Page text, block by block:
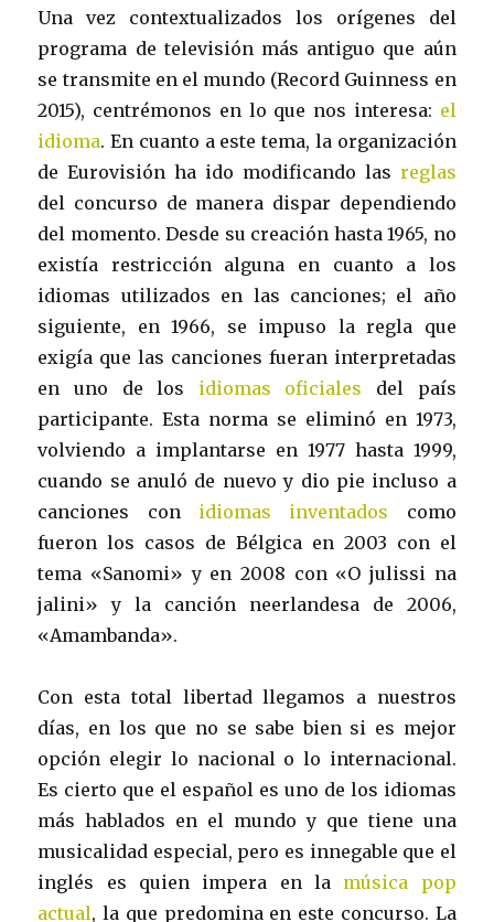
Una vez contextualizados los orígenes del
programa de televisión más antiguo que aún
se transmite en el mundo (Record Guinness en
2015), centrémonos en lo que nos interesa: el
idioma. En cuanto a este tema, la organización
de Eurovisión ha ido modificando las reglas
del concurso de manera dispar dependiendo
del momento. Desde su creación hasta 1965, no
existía restricción alguna en cuanto a los
idiomas utilizados en las canciones; el año
siguiente, en 1966, se impuso la regla que
exigía que las canciones fueran interpretadas
en uno de los idiomas oficiales del país
participante. Esta norma se eliminó en 1973,
volviendo a implantarse en 1977 hasta 1999,
cuando se anuló de nuevo y dio pie incluso a
canciones con idiomas inventados como
fueron los casos de Bélgica en 2003 con el
tema «Sanomi» y en 2008 con «O julissi na
jalini» y la canción neerlandesa de 2006,
«Amambanda».
Con esta total libertad llegamos a nuestros
días, en los que no se sabe bien si es mejor
opción elegir lo nacional o lo internacional.
Es cierto que el español es uno de los idiomas
más hablados en el mundo y que tiene una
musicalidad especial, pero es innegable que el
inglés es quien impera en la música pop
actual, la que predomina en este concurso. La